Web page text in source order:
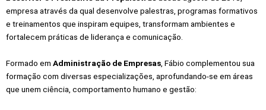
empresa através da qual desenvolve palestras, programas formativos
e treinamentos que inspiram equipes, transformam ambientes e
fortalecem práticas de liderança e comunicação.
Formado em Administração de Empresas, Fábio complementou sua
formação com diversas especializações, aprofundando-se em áreas
que unem ciência, comportamento humano e gestão: